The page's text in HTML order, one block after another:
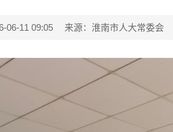
06-11 09:05 来源：淮南市人大常委会